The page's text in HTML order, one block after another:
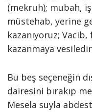
(mekruh); mubah,
müstehab, yerine
kazanıyoruz;
kazanmaya
Bu beş seçeneğin
dairesini bırakıp
Mesela suyla